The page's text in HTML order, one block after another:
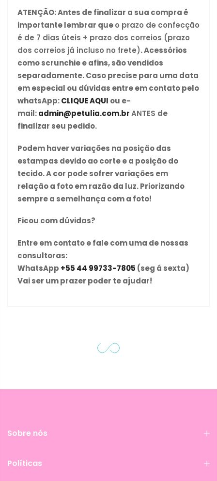
ATENÇÃO:Antes de finalizar a sua compra é
importante lembrar queo prazo de confecção
é de 7 dias úteis + prazo dos correios (prazo
dos correios já incluso no frete). Acessórios
como scrunchie e afins, são vendidos
separadamente. Caso precise para uma data
em especial ou dúvidas entre em contato pelo
whatsApp:CLIQUE AQUI ou e-
mail:admin@petulia.com.brANTES de
finalizar seu pedido.
Podem haver variações na posição das
estampas devido ao corte e a posição do
tecido. A cor pode sofrer variações em
relação a foto em razão da luz. Priorizando
sempre a semelhança com a foto!
Ficou com dúvidas?
Entre em contato e fale com uma de nossas
consultoras:
WhatsApp +55 44 99733-7805 (seg á sexta)
Vai ser um prazer poder te ajudar!
Sobre nós
Políticas